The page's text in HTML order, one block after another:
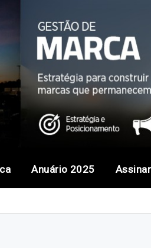
Anuário 2025